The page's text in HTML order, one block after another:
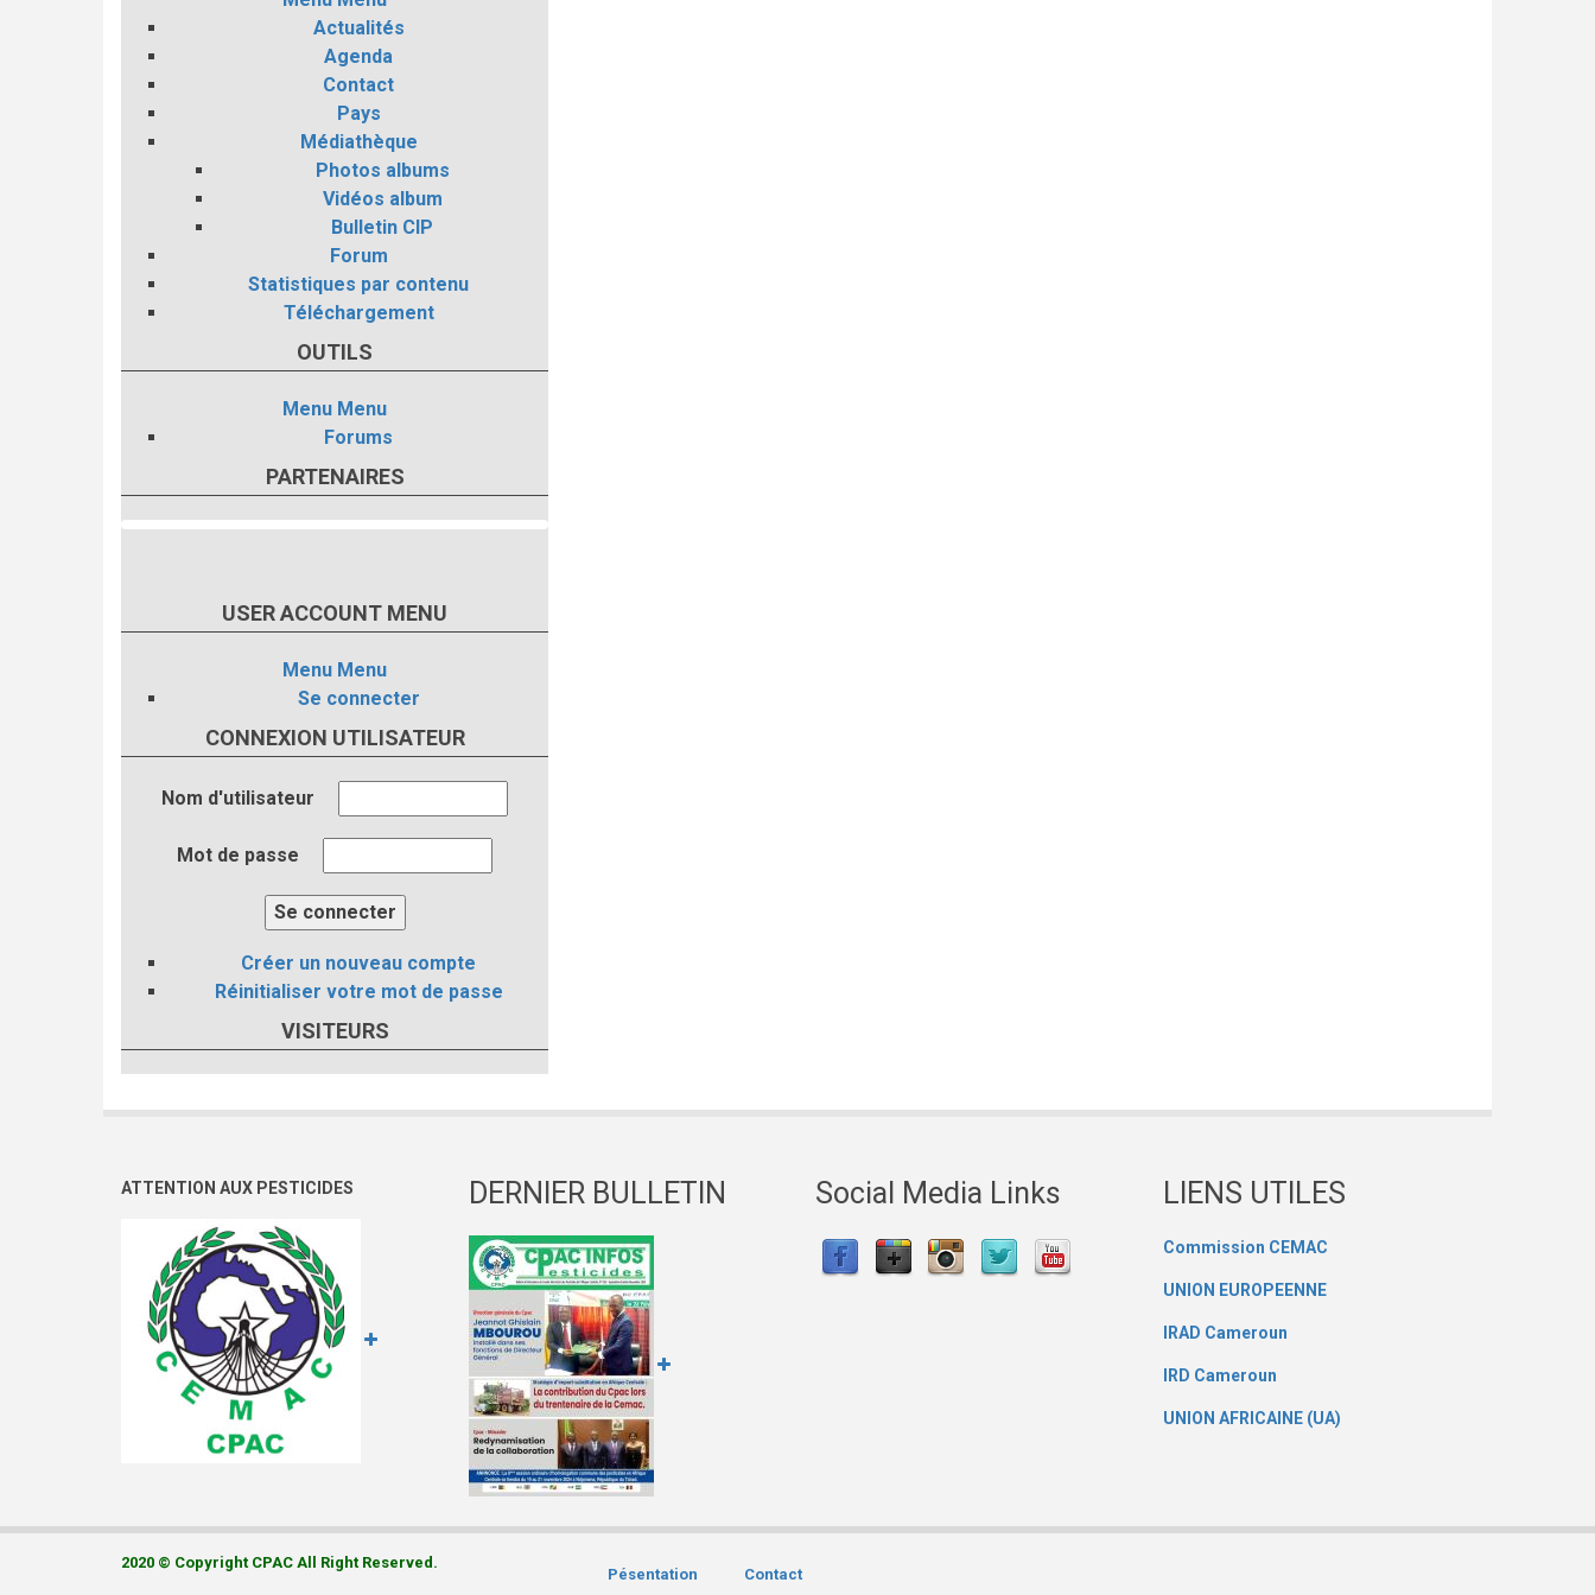
Actualités
Agenda
Contact
Pays
Médiathèque
Photos albums
Vidéos album
Bulletin CIP
Forum
Statistiques par contenu
Téléchargement
OUTILS
Menu Menu
Forums
PARTENAIRES
USER ACCOUNT MENU
Menu Menu
Se connecter
CONNEXION UTILISATEUR
Nom d'utilisateur
Mot de passe
Créer un nouveau compte
Réinitialiser votre mot de passe
VISITEURS
ATTENTION AUX PESTICIDES DERNIER BULLETIN Social Media Links LIENS UTILES
Commission CEMAC
UNION EUROPEENNE
IRAD Cameroun
IRD Cameroun
UNION AFRICAINE (UA)
2020 © Copyright CPAC All Right Reserved.
Pésentation Contact